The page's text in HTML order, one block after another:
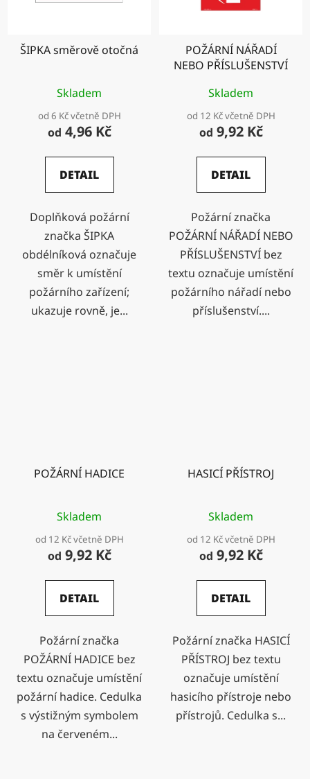
ŠIPKA směrově otočná
Skladem
od 6 Kč včetně DPH
od 4,96 Kč
DETAIL
Doplňková požární
značka ŠIPKA
obdélníková označuje
směr k umístění
požárního zařízení;
ukazuje rovně, je...
POŽÁRNÍ NÁŘADÍ
NEBO PŘÍSLUŠENSTVÍ
Skladem
od 12 Kč včetně DPH
od 9,92 Kč
DETAIL
Požární značka
POŽÁRNÍ NÁŘADÍ NEBO
PŘÍSLUŠENSTVÍ bez
textu označuje umístění
požárního nářadí nebo
příslušenství....
POŽÁRNÍ HADICE
Skladem
od 12 Kč včetně DPH
od 9,92 Kč
DETAIL
Požární značka
POŽÁRNÍ HADICE bez
textu označuje umístění
požární hadice. Cedulka
s výstižným symbolem
na červeném...
HASICÍ PŘÍSTROJ
Skladem
od 12 Kč včetně DPH
od 9,92 Kč
DETAIL
Požární značka HASICÍ
PŘÍSTROJ bez textu
označuje umístění
hasicího přístroje nebo
přístrojů. Cedulka s...